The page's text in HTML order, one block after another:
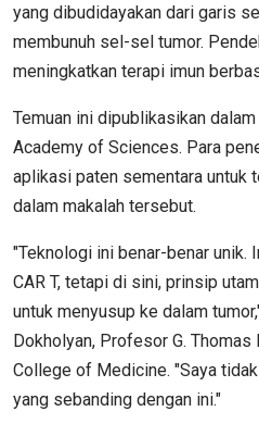
yang dibudidayakan dari garis
membunuh sel-sel tumor.
meningkatkan terapi imun
Temuan ini dipublikasikan
Academy of Sciences. Para
aplikasi paten sementara untuk
dalam makalah tersebut.
"Teknologi ini benar-benar unik.
CAR T, tetapi di sini, prinsip
untuk menyusup ke dalam
Dokholyan, Profesor G.
College of Medicine. "Saya
yang sebanding dengan ini."